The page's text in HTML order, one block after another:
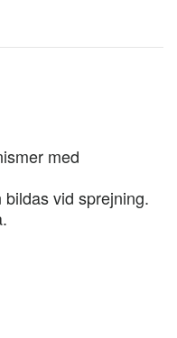
med
vid sprejning.